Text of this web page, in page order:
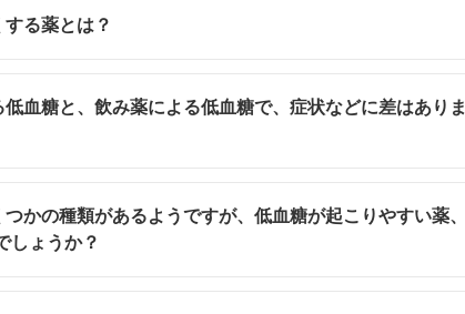
る薬とは？
血糖と、飲み薬による低血糖で、症状などに差はありま
かの種類があるようですが、低血糖が起こりやすい薬、
しょうか？